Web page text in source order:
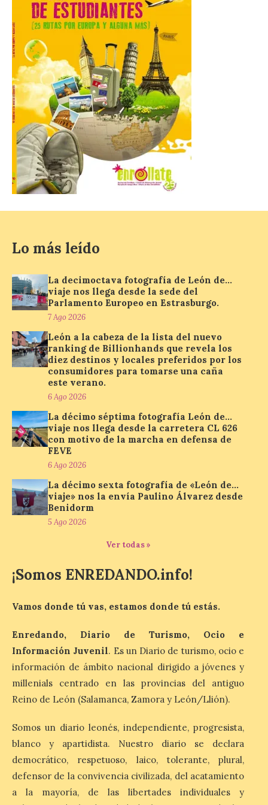
Las personas que hayan
cumplido o cumplan 18
años en 2026 pueden
solicitar esta ayuda en la
web
https://bonoculturajoven.gob.es/ hasta el
31 de octubre. Desde este año, los 400
euros del Bono pueden utilizarse tanto
para consumir productos culturales como
[…]
El Gobierno de España
lanza un visor web para
localizar y disfrutar del
eclipse solar del 12 de
que permite conocer la
posición exacta del Sol y
así localizar el lugar ideal
para observar el eclipse
solar del 12 de agosto de 2026 sin
obstáculos. El visor es una herramienta a
la […]
Paradores renueva su
compromiso con La Vuelta
como patrocinador oficial
7 Ago 2026
La cadena hotelera pública
en la zona de descanso
junto al control de firmas
y, como novedad, en el
Leaders Lounge, dos espacios exclusivos
para los ciclistas. El recorrido de La
Última llamada: Eclipse
Dónde alojarse y a qué
7 Ago 2026
León es la provincia más
económica (116€/noche),
pero también una de las
más agotadas: solo un 4%
Zamora, Palencia y Álava son las
provincias con menos margen: apenas un
1% de los alojamientos siguen libres para
esas […]
Lo más leído
La decimoctava fotografía de León de…
viaje nos llega desde la sede del
Parlamento Europeo en Estrasburgo.
7 Ago 2026
León a la cabeza de la lista del nuevo
ranking de Billionhands que revela los
diez destinos y locales preferidos por los
consumidores para tomarse una caña
este verano.
6 Ago 2026
La décimo séptima fotografía León de…
viaje nos llega desde la carretera CL 626
con motivo de la marcha en defensa de
FEVE
6 Ago 2026
La décimo sexta fotografía de «León de…
viaje» nos la envía Paulino Álvarez desde
Benidorm
5 Ago 2026
Ver todas »
¡Somos ENREDANDO.info!
Vamos donde tú vas, estamos donde tú estás.
Enredando, Diario de Turismo, Ocio e
Información Juvenil. Es un Diario de turismo, ocio e
información de ámbito nacional dirigido a jóvenes y
millenials centrado en las provincias del antiguo
Reino de León (Salamanca, Zamora y León/Llión).
Somos un diario leonés, independiente, progresista,
blanco y apartidista. Nuestro diario se declara
democrático, respetuoso, laico, tolerante, plural,
defensor de la convivencia civilizada, del acatamiento
a la mayoría, de las libertades individuales y